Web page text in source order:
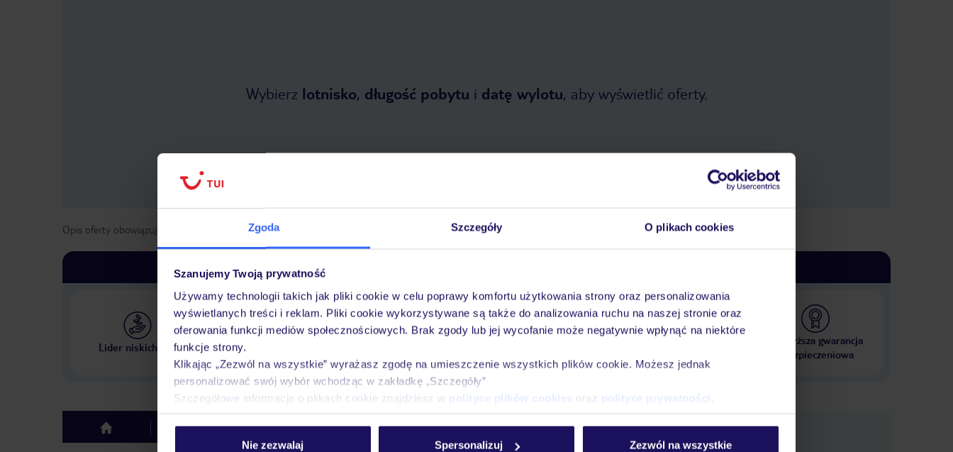
Zgoda Szczegóły O plikach cookies
Szanujemy Twoją prywatność
Używamy technologii takich jak pliki cookie w celu poprawy komfortu użytkowania strony oraz personalizowania
wyświetlanych treści i reklam. Pliki cookie wykorzystywane są także do analizowania ruchu na naszej stronie oraz
oferowania funkcji mediów społecznościowych. Brak zgody lub jej wycofanie może negatywnie wpłynąć na niektóre
funkcje strony.
Klikając „Zezwól na wszystkie” wyrażasz zgodę na umieszczenie wszystkich plików cookie. Możesz jednak
personalizować swój wybór wchodząc w zakładkę „Szczegóły”
Szczegółowe informacje o plikach cookie znajdziesz w polityce plików cookies oraz polityce prywatności
Nie zezwalaj Spersonalizuj Zezwól na wszystkie
Wybierz lotnisko, długość pobytu i datę wylotu, aby wyświetlić oferty.
Opis oferty obowiązuje dla wyjazdów w terminie od 30 października 2026
Lider niskich cen
Największe biuro podróży
Tylko u nas opieka na
10 000 hoteli w ponad 50
Najwyższa gwarancja
ubezpieczeniowa
top Hotel Opinie Pokoje Wyżywienie Atrakcje